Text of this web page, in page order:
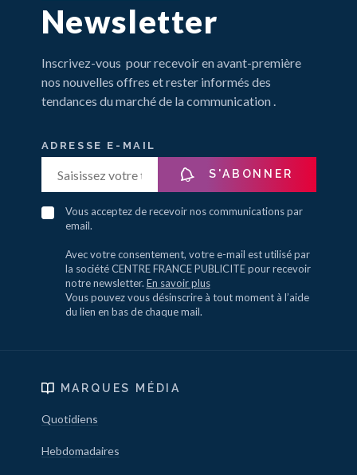
Newsletter
Inscrivez-vous pour recevoir en avant-première
nos nouvelles offres et rester informés des
tendances du marché de la communication .
ADRESSE E-MAIL
S'ABONNER
Vous acceptez de recevoir nos communications par
email.
Avec votre consentement, votre e-mail est utilisé par
la société CENTRE FRANCE PUBLICITE pour recevoir
notre newsletter. En savoir plus
Vous pouvez vous désinscrire à tout moment à l’aide
du lien en bas de chaque mail.
MARQUES MÉDIA
Quotidiens
Hebdomadaires